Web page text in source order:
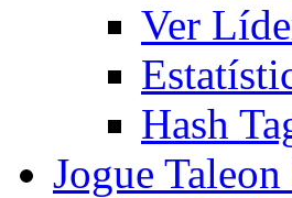
Ver
Hash
Jogue